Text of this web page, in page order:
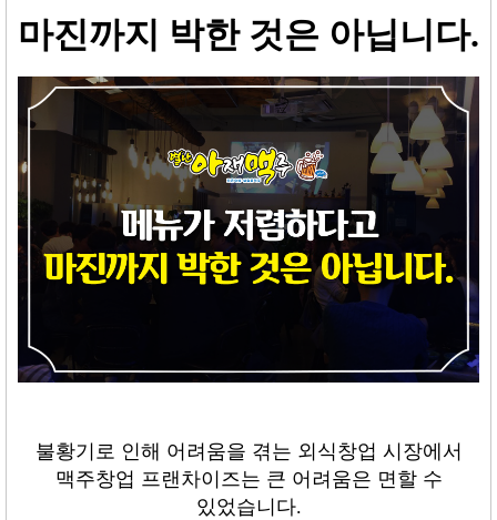
마진까지 박한 것은 아닙니다.
불황기로 인해 어려움을 겪는 외식창업 시장에서
맥주창업 프랜차이즈는 큰 어려움은 면할 수
있었습니다.